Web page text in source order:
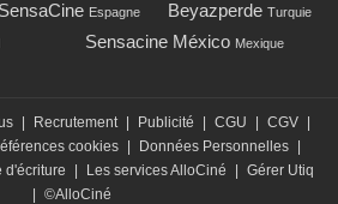
SensaCine Espagne Beyazperde Turquie
Sensacine México Mexique
Recrutement Publicité CGU CGV
cookies Données Personnelles
d'écriture Les services AlloCiné
Gérer Utiq
©AlloCiné